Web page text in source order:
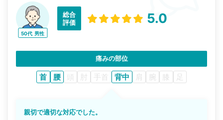
50代 男性
総合
評価
5.0
痛みの部位
首 腰 頭 肘 手首 背中 肩 腕 膝 足
親切で適切な対応でした。